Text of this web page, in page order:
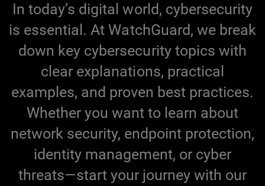
In today’s digital world, cybersecurity
is essential. At WatchGuard, we break
down key cybersecurity topics with
clear explanations, practical
examples, and proven best practices.
Whether you want to learn about
network security, endpoint protection,
identity management, or cyber
threats—start your journey with our